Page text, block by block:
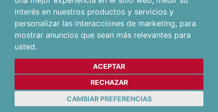
interés en nuestros productos y servicios y
personalizar las interacciones de marketing, para
mostrar anuncios que sean más relevantes para
usted.
ACEPTAR
RECHAZAR
CAMBIAR PREFERENCIAS